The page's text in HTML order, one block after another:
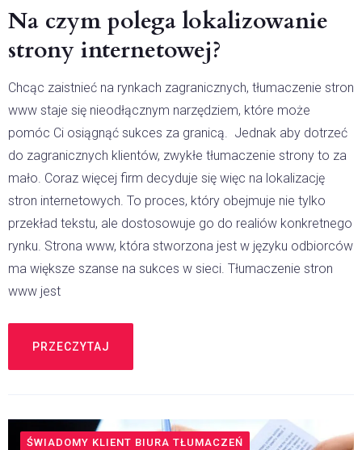
Na czym polega lokalizowanie
strony internetowej?
Chcąc zaistnieć na rynkach zagranicznych, tłumaczenie stron
www staje się nieodłącznym narzędziem, które może
pomóc Ci osiągnąć sukces za granicą. Jednak aby dotrzeć
do zagranicznych klientów, zwykłe tłumaczenie strony to za
mało. Coraz więcej firm decyduje się więc na lokalizację
stron internetowych. To proces, który obejmuje nie tylko
przekład tekstu, ale dostosowuje go do realiów konkretnego
rynku. Strona www, która stworzona jest w języku odbiorców
ma większe szanse na sukces w sieci. Tłumaczenie stron
www jest
PRZECZYTAJ
ŚWIADOMY KLIENT BIURA TŁUMACZEŃ